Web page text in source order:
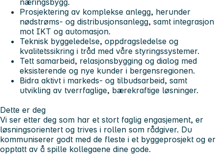
næringsbygg.
Prosjektering av komplekse anlegg, herunder
nødstrøms- og distribusjonsanlegg, samt integrasjon
mot IKT og automasjon.
Teknisk byggeledelse, oppdragsledelse og
kvalitetssikring i tråd med våre styringssystemer.
Tett samarbeid, relasjonsbygging og dialog med
eksisterende og nye kunder i bergensregionen.
Bidra aktivt i markeds- og tilbudsarbeid, samt
utvikling av tverrfaglige, bærekraftige løsninger.
Dette er deg
Vi ser etter deg som har et stort faglig engasjement, er
løsningsorientert og trives i rollen som rådgiver. Du
kommuniserer godt med de fleste i et byggeprosjekt og er
opptatt av å spille kollegaene dine gode.